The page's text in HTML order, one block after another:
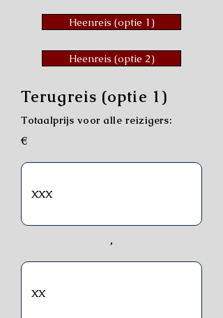
Heenreis (optie 1)
Heenreis (optie 2)
Terugreis (optie 1)
Totaalprijs voor alle reizigers:
€
,